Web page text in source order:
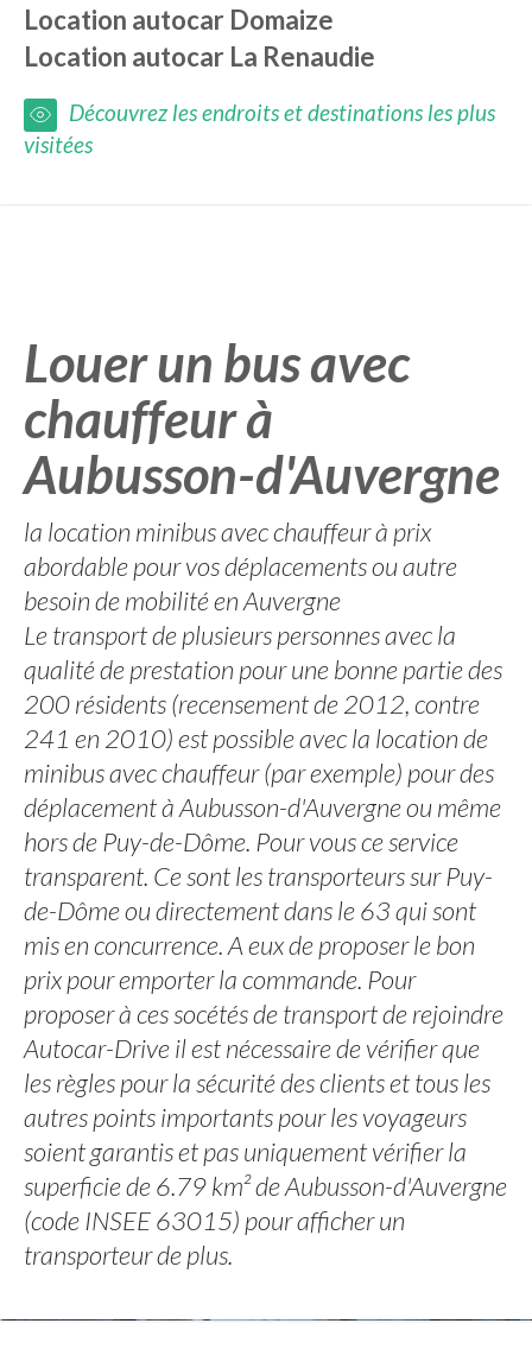
Location autocar Domaize
Location autocar La Renaudie
Découvrez les endroits et destinations les plus
visitées
Louer un bus avec
chauffeur à
Aubusson-d'Auvergne
la location minibus avec chauffeur à prix
abordable pour vos déplacements ou autre
besoin de mobilité en Auvergne
Le transport de plusieurs personnes avec la
qualité de prestation pour une bonne partie des
200 résidents (recensement de 2012, contre
241 en 2010) est possible avec la location de
minibus avec chauffeur (par exemple) pour des
déplacement à Aubusson-d'Auvergne ou même
hors de Puy-de-Dôme. Pour vous ce service
transparent. Ce sont les transporteurs sur Puy-
de-Dôme ou directement dans le 63 qui sont
mis en concurrence. A eux de proposer le bon
prix pour emporter la commande. Pour
proposer à ces socétés de transport de rejoindre
Autocar-Drive il est nécessaire de vérifier que
les règles pour la sécurité des clients et tous les
autres points importants pour les voyageurs
soient garantis et pas uniquement vérifier la
superficie de 6.79 km² de Aubusson-d'Auvergne
(code INSEE 63015) pour afficher un
transporteur de plus.